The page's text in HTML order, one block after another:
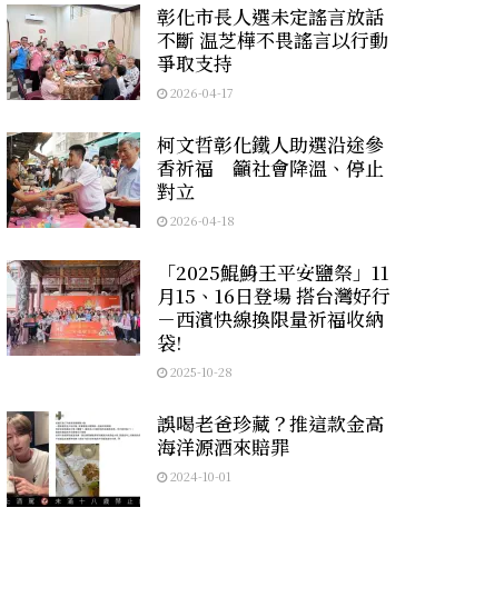
彰化市長人選未定謠言放話
不斷 温芝樺不畏謠言以行動
爭取支持
2026-04-17
柯文哲彰化鐵人助選沿途參
香祈福 籲社會降溫、停止
對立
2026-04-18
「2025鯤鯓王平安鹽祭」11
月15、16日登場 搭台灣好行
－西濱快線換限量祈福收納
袋!
2025-10-28
誤喝老爸珍藏？推這款金高
海洋源酒來賠罪
2024-10-01